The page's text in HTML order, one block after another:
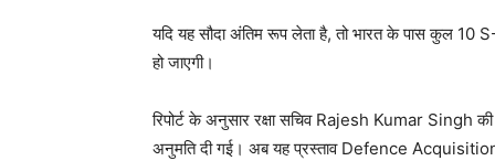
यदि यह सौदा अंतिम रूप लेता है, तो भारत के पास कुल 10
हो जाएगी।
रिपोर्ट के अनुसार रक्षा सचिव Rajesh Kumar Singh की
अनुमति दी गई। अब यह प्रस्ताव Defence